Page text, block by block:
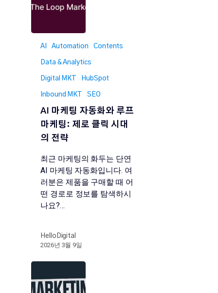
AI Automation Contents
Data & Analytics
Digital MKT HubSpot
Inbound MKT SEO
AI 마케팅 자동화와 루프
마케팅: 제로 클릭 시대
의 전략
최근 마케팅의 화두는 단연
AI 마케팅 자동화입니다. 여
러분은 제품을 구매할 때 어
떤 경로로 정보를 탐색하시
나요?…
HelloDigital
2026년 3월 9일